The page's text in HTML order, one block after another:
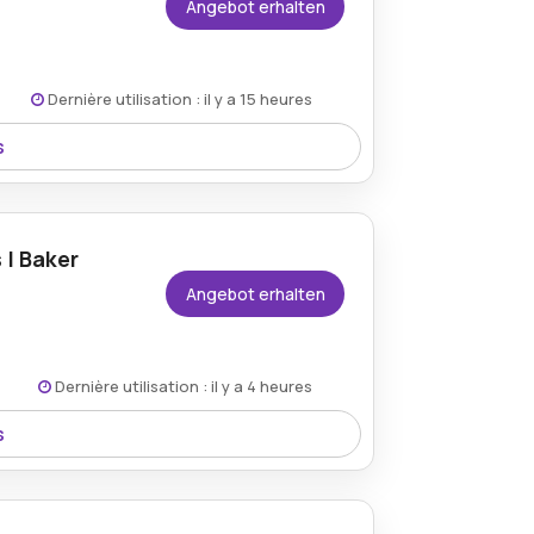
Angebot erhalten
Dernière utilisation : il y a 15 heures
75 % auf Nähsets. Dies ist der
für alle Arten kreativer
Baker
Angebot erhalten
Dernière utilisation : il y a 4 heures
von 60 % auf Nähsets für Kissen.
auszuprobieren und